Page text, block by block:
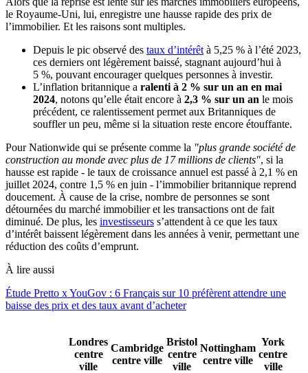
le Royaume-Uni, lui, enregistre une hausse rapide des prix de
l’immobilier. Et les raisons sont multiples.
Depuis le pic observé des taux d’intérêt à 5,25 % à l’été 2023,
ces derniers ont légèrement baissé, stagnant aujourd’hui à
5 %, pouvant encourager quelques personnes à investir.
L’inflation britannique a ralenti à 2 % sur un an en mai
2024, notons qu’elle était encore à 2,3 % sur un an le mois
précédent, ce ralentissement permet aux Britanniques de
souffler un peu, même si la situation reste encore étouffante.
Pour Nationwide qui se présente comme la "plus grande société de
construction au monde avec plus de 17 millions de clients", si la
hausse est rapide - le taux de croissance annuel est passé à 2,1 % en
juillet 2024, contre 1,5 % en juin - l’immobilier britannique reprend
doucement. À cause de la crise, nombre de personnes se sont
détournées du marché immobilier et les transactions ont de fait
diminué. De plus, les investisseurs s’attendent à ce que les taux
d’intérêt baissent légèrement dans les années à venir, permettant une
réduction des coûts d’emprunt.
À lire aussi
Étude Pretto x YouGov : 6 Français sur 10 préfèrent attendre une
baisse des prix et des taux avant d’acheter
Londres
centre
ville
Cambridge
centre ville
Bristol
centre
ville
Nottingham
centre ville
York
centre
ville